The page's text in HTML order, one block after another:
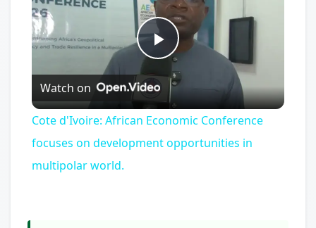
Play
Video
Watch on
Cote d'Ivoire: African Economic Conference
focuses on development opportunities in
multipolar world.